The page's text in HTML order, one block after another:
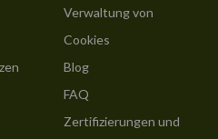
Verwaltung von
Cookies
Blog
FAQ
Zertifizierungen und